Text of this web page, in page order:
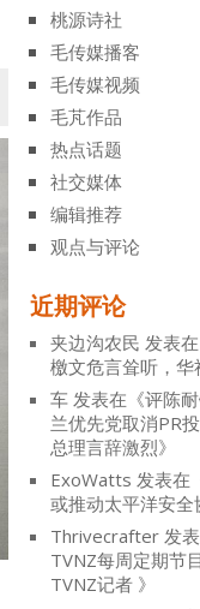
桃源诗社
毛传媒播客
毛传媒视频
毛芃作品
热点话题
社交媒体
编辑推荐
观点与评论
近期评论
夹边沟农民 发表
檄文危言耸听，
车 发表在《评陈
兰优先党取消PR
总理言辞激烈》
ExoWatts 发表在
或推动太平洋安全
Thrivecrafter 发
TVNZ每周定期节
TVNZ记者 》